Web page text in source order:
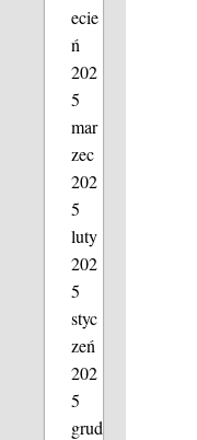
ecie
ń
202
5
mar
zec
202
5
luty
202
5
styc
zeń
202
5
grud